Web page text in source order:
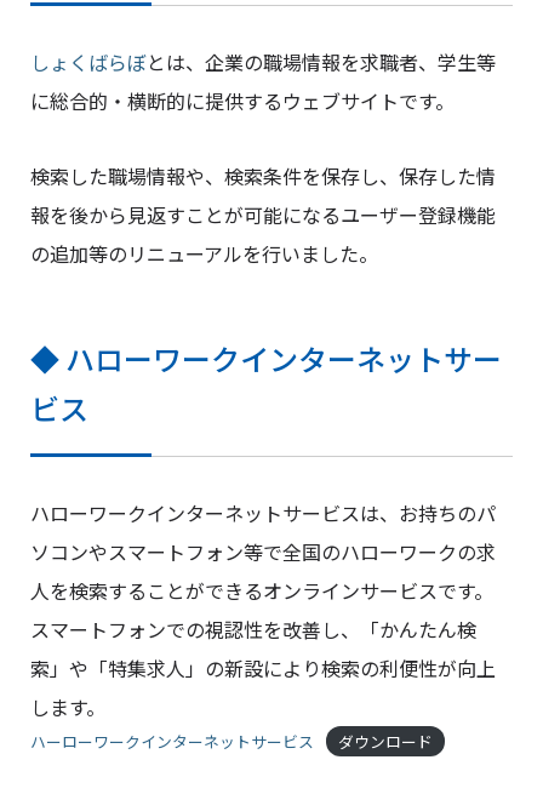
しょくばらぼとは、企業の職場情報を求職者、学生等
に総合的・横断的に提供するウェブサイトです。
検索した職場情報や、検索条件を保存し、保存した情
報を後から見返すことが可能になるユーザー登録機能
の追加等のリニューアルを行いました。
◆ ハローワークインターネットサー
ビス
ハローワークインターネットサービスは、お持ちのパ
ソコンやスマートフォン等で全国のハローワークの求
人を検索することができるオンラインサービスです。
スマートフォンでの視認性を改善し、「かんたん検
索」や「特集求人」の新設により検索の利便性が向上
します。
ハーローワークインターネットサービス ダウンロード